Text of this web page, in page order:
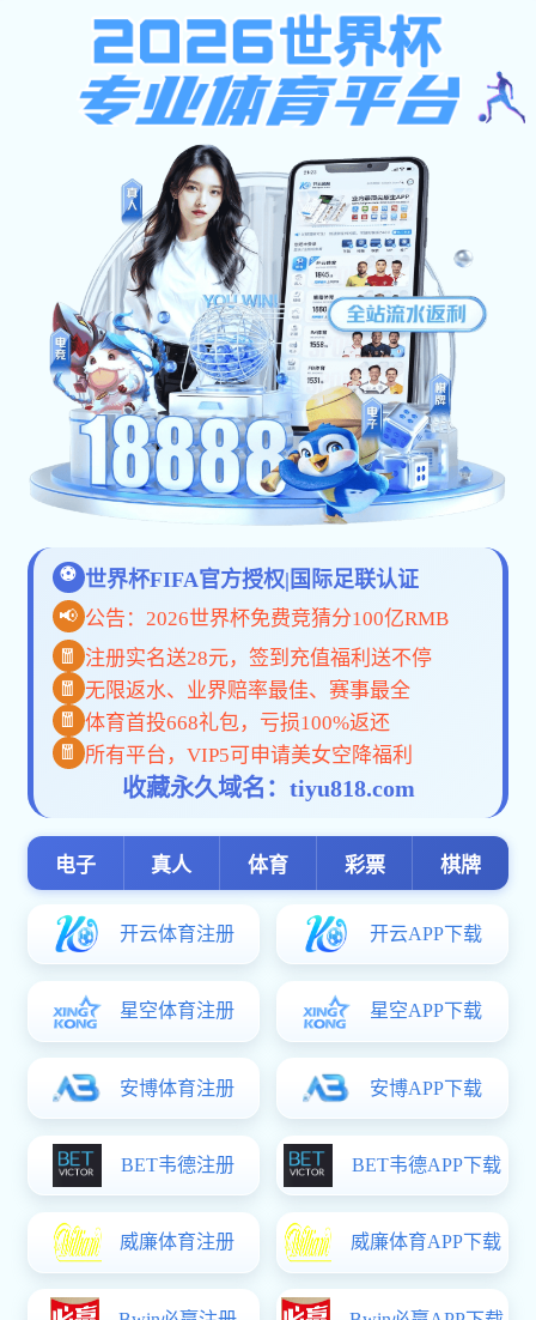
乐橙下载,pg电子象财神,24500走地足球直播
乐橙下载,pg电子象财神,24500走地足球直播
首页|English Version|无障碍浏览